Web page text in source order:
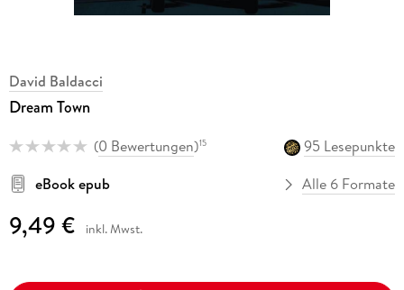
David Baldacci
Dream Town
(0 Bewertungen)15
95 Lesepunkte
eBook epub
Alle 6 Formate
9,49 € inkl. Mwst.